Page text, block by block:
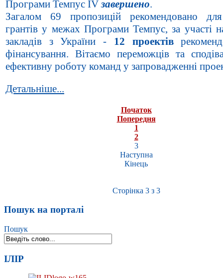
Програми Темпус IVзавершено.
Загалом 69 пропозицій рекомендовано
грантів у межах Програми Темпус, за участі
закладів з України - 12 проектів
фінансування. Вітаємо переможців та
ефективну роботу команд у запровадженні
Детальніше...
Початок
Попередня
1
2
3
Наступна
Кінець
Сторінка 3 з 3
Пошук на порталі
Пошук
ІЛІР